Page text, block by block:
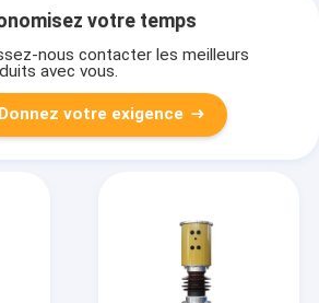
votre temps
nous contacter les meilleurs
avec vous.
Donnez votre exigence